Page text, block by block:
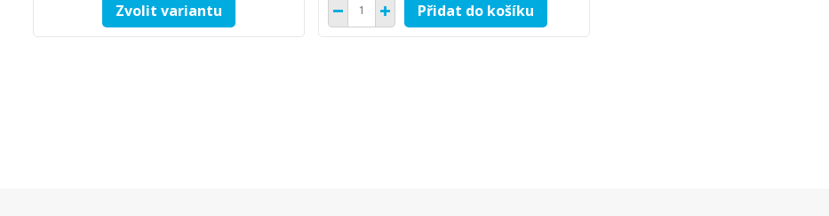
Zvolit variantu Přidat do košíku